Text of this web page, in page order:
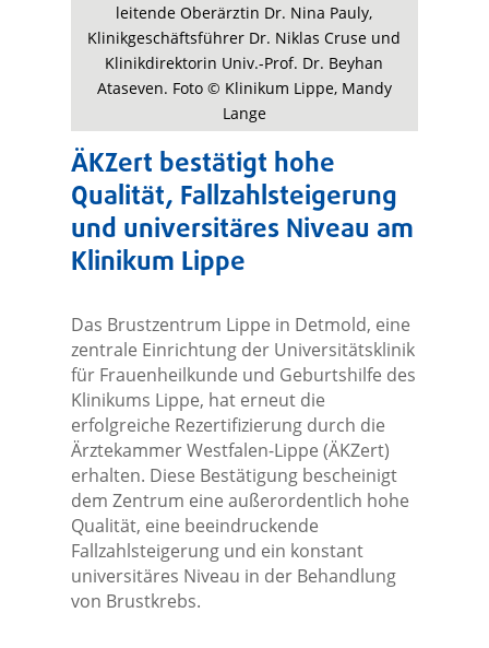
leitende Oberärztin Dr. Nina Pauly,
Klinikgeschäftsführer Dr. Niklas Cruse und
Klinikdirektorin Univ.-Prof. Dr. Beyhan
Ataseven. Foto © Klinikum Lippe, Mandy
Lange
ÄKZert bestätigt hohe
Qualität, Fallzahlsteigerung
und universitäres Niveau am
Klinikum Lippe
Das Brustzentrum Lippe in Detmold, eine
zentrale Einrichtung der Universitätsklinik
für Frauenheilkunde und Geburtshilfe des
Klinikums Lippe, hat erneut die
erfolgreiche Rezertifizierung durch die
Ärztekammer Westfalen-Lippe (ÄKZert)
erhalten. Diese Bestätigung bescheinigt
dem Zentrum eine außerordentlich hohe
Qualität, eine beeindruckende
Fallzahlsteigerung und ein konstant
universitäres Niveau in der Behandlung
von Brustkrebs.